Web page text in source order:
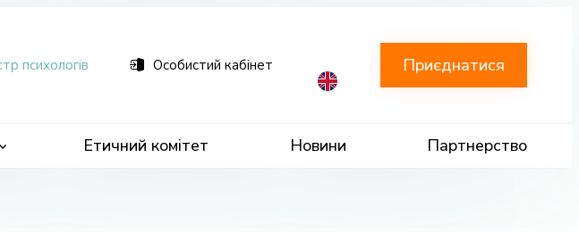
Етичний комітет Новини Партнерство
психологів Особистий кабінет Приєднатися